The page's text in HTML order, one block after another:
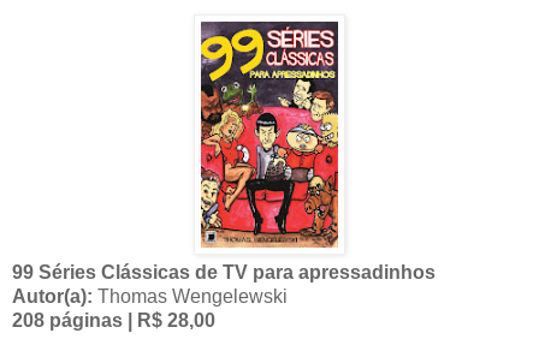
99 Séries Clássicas de TV para apressadinhos
Autor(a): Thomas Wengelewski
208 páginas | R$ 28,00